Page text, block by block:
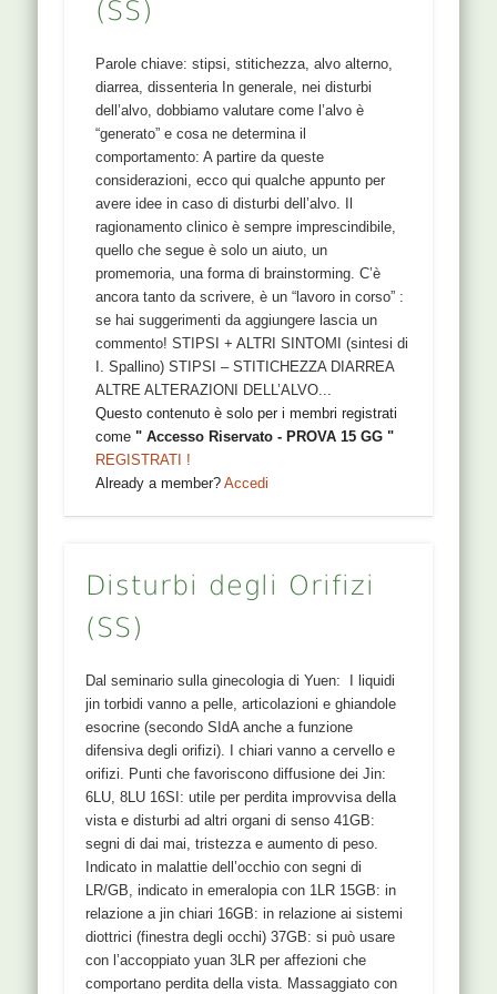
(SS)
Parole chiave: stipsi, stitichezza, alvo alterno,
diarrea, dissenteria In generale, nei disturbi
“generato” e cosa ne determina il
comportamento: A partire da queste
considerazioni, ecco qui qualche appunto per
ragionamento clinico è sempre imprescindibile,
quello che segue è solo un aiuto, un
promemoria, una forma di brainstorming. C’è
se hai suggerimenti da aggiungere lascia un
commento! STIPSI + ALTRI SINTOMI (sintesi di
I. Spallino) STIPSI – STITICHEZZA DIARREA
Questo contenuto è solo per i membri registrati
Already a member?
Disturbi degli Orifizi
(SS)
Dal seminario sulla ginecologia di Yuen: I liquidi
jin torbidi vanno a pelle, articolazioni e ghiandole
esocrine (secondo SIdA anche a funzione
difensiva degli orifizi). I chiari vanno a cervello e
orifizi. Punti che favoriscono diffusione dei Jin:
6LU, 8LU 16SI: utile per perdita improvvisa della
vista e disturbi ad altri organi di senso 41GB:
segni di dai mai, tristezza e aumento di peso.
Indicato in malattie dell’occhio con segni di
LR/GB, indicato in emeralopia con 1LR 15GB: in
relazione a jin chiari 16GB: in relazione ai sistemi
diottrici (finestra degli occhi) 37GB: si può usare
con l’accoppiato yuan 3LR per affezioni che
da Gu ossa, Yu ali, Ren essere umano e Can
bisogno di ali per volare, per essere libero,
altrimenti é bloccato nella densità dell’osso. Per
questo é necessario cesellare la struttura del
corpo, lo scheletro, per dare un senso di libertà
(Yuen, seminario su BL) LOCALIZZAZIONE
[protected] Nel 3º forame sacrale. Puntura
perpendicolare, 2-4 cm di profondità. FUNZIONI
Punto di comunicazione con il meridiano della
Vescicola Biliare Stimola il passaggio del Gao in
profondità a utero e osso (DDB) BL31 a BL34
sono punti che storicamente si usavano per
trattare il Dai Mai, che drena verso questi
punti. Inoltre: Dove drena le cose il SI? non allo
ST, ma nei punti Liao lungo il MP di BL. Quando
il...
Questo contenuto è solo per i membri registrati
come" Accesso Riservato - PROVA 15 GG "
REGISTRATI !
Already a member? Accedi
32 BL
NOMI 32BL CI LIAO : Secondo Osso, Secondo
medicina Cinese. L’ideogramma é composto da
Gu ossa, Yu ali, Ren essere umano e Can picco
della montagna che vuol dire che l’osso ha
bisogno di ali per volare, per essere libero,
altrimenti é bloccato nella densità dell’osso. Per
questo é necessario cesellare la struttura del
corpo, lo scheletro, per dare un senso di libertà
(Yuen, seminario su BL) LOCALIZZAZIONE
[protected] Nel 2º forame sacrale. Al medesimo
livello si trovano il 28 BL Pangguanshu e il 53 BL
Baoguan. Puntura perpendicolare, 2-4 cm di
profondità. FUNZIONI Punto di comunicazione
con il meridiano della Vescicola Biliare Stimola il
passaggio del Gao in profondità a utero e osso